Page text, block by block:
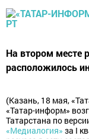
На втором месте
расположилось
(Казань, 18 мая,
«Татар-информ»
Татарстана по
«Медиалогия» за I